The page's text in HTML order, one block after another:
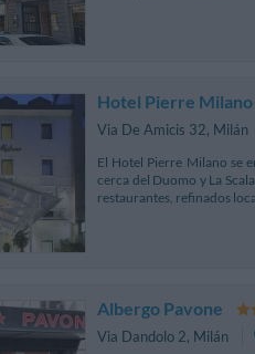
Hotel Pierre Milano
Via De Amicis 32, Milán
El Hotel Pierre Milano se
cerca del Duomo y La
restaurantes, refinados
Albergo Pavone
Via Dandolo 2, Milán